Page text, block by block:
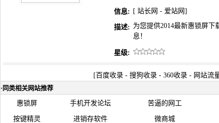
信息: [ 站长网 - 爱站网 ]
描述: 为您提供2014最新惠锁屏
息！
星级:
[ 百度收录 - 搜狗收录 - 360收录 - 网站流
· 同类相关网站推荐
惠锁屏 手机开发论坛 苦逼的网工
按键精灵 进销存软件 微商城